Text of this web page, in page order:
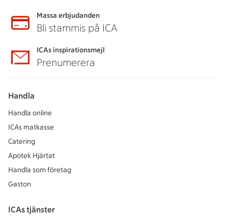
Massa erbjudanden
Bli stammis på ICA
ICAs inspirationsmejl
Prenumerera
Handla
Handla online
ICAs matkasse
Catering
Apotek Hjärtat
Handla som företag
Gaston
ICAs tjänster